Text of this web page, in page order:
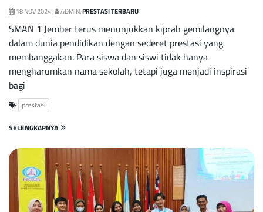
18 NOV 2024 , ADMIN,PRESTASI TERBARU
SMAN 1 Jember terus menunjukkan kiprah gemilangnya
dalam dunia pendidikan dengan sederet prestasi yang
membanggakan. Para siswa dan siswi tidak hanya
mengharumkan nama sekolah, tetapi juga menjadi inspirasi
bagi
prestasi
SELENGKAPNYA